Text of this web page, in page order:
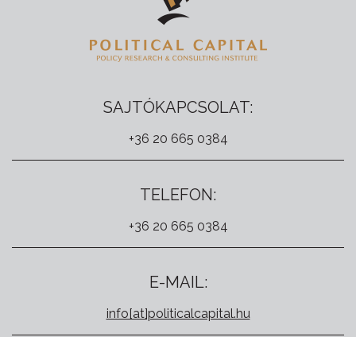
SAJTÓKAPCSOLAT:
+36 20 665 0384
TELEFON:
+36 20 665 0384
E-MAIL:
info[at]politicalcapital.hu